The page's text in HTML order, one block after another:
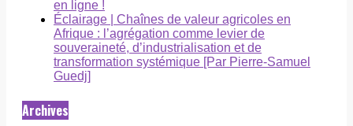
en ligne !
Éclairage | Chaînes de valeur agricoles en
Afrique : l’agrégation comme levier de
souveraineté, d’industrialisation et de
transformation systémique [Par Pierre-Samuel
Guedj]
Archives